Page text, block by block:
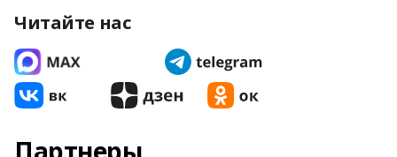
Читайте нас